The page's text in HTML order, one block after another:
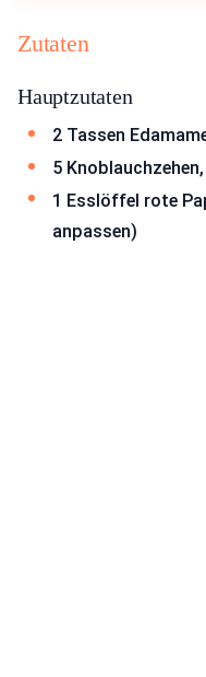
Zutaten
Hauptzutaten
2 Tassen
5
1 Esslöffel rote
anpassen)